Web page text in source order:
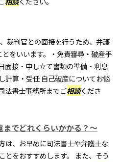
裁判官との面接を行うため、弁護
をいいます。・免責審尋・破産手
面接・申し立て書類の準備・利息
計算・受任 自己破産についてお悩
法書士事務所までご相談くださ
でどれくらいかかる？～
は、お早めに司法書士や弁護士な
とをおすすめします。 また、そう